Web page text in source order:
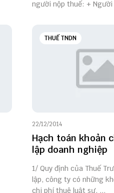
người nộp thuế: + Người
THUẾ TNDN
22/12/2014
Hạch toán khoản
lập doanh nghiệp
1/ Quy định của Thuế
lập, công ty có những
chi phí thuê luật sư, ...